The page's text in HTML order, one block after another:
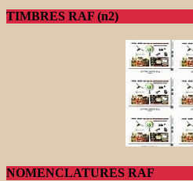
TIMBRES RAF (n2)
NOMENCLATURES RAF